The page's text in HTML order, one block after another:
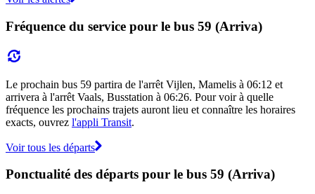
Fréquence du service pour le bus 59 (Arriva)
Le prochain bus 59 partira de l'arrêt Vijlen, Mamelis à 06:12 et
arrivera à l'arrêt Vaals, Busstation à 06:26. Pour voir à quelle
fréquence les prochains trajets auront lieu et connaître les horaires
exacts, ouvrez l'appli Transit.
Voir tous les départs
Ponctualité des départs pour le bus 59 (Arriva)